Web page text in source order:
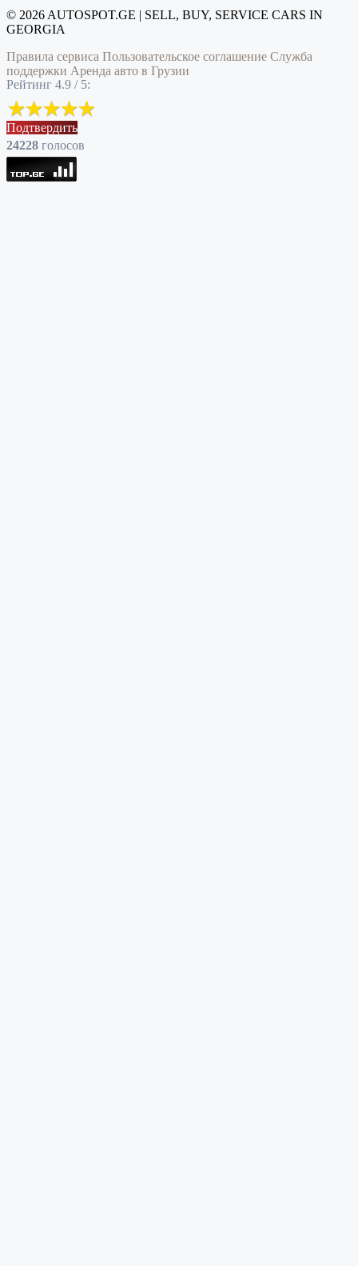
© 2026 AUTOSPOT.GE | SELL, BUY, SERVICE CARS IN
GEORGIA
Правила сервиса Пользовательское соглашение Служба
поддержки Аренда авто в Грузии
Рейтинг 4.9 / 5:
Подтвердить
24228 голоcов